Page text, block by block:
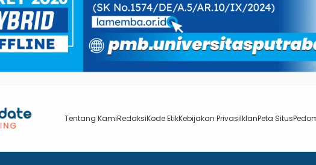
Tentang KamiRedaksiKode EtikKebijakan PrivasiIklanPeta Situs